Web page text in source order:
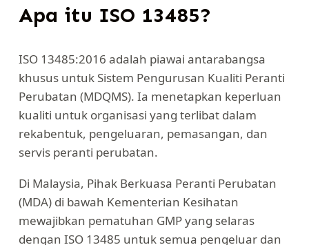
Apa itu ISO 13485?
ISO 13485:2016 adalah piawai antarabangsa
khusus untuk Sistem Pengurusan Kualiti Peranti
Perubatan (MDQMS). Ia menetapkan keperluan
kualiti untuk organisasi yang terlibat dalam
rekabentuk, pengeluaran, pemasangan, dan
servis peranti perubatan.
Di Malaysia, Pihak Berkuasa Peranti Perubatan
(MDA) di bawah Kementerian Kesihatan
mewajibkan pematuhan GMP yang selaras
dengan ISO 13485 untuk semua pengeluar dan